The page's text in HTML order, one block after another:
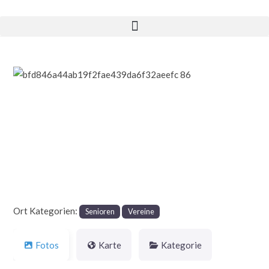
Ort Kategorien: Senioren Vereine
Fotos Karte Kategorie